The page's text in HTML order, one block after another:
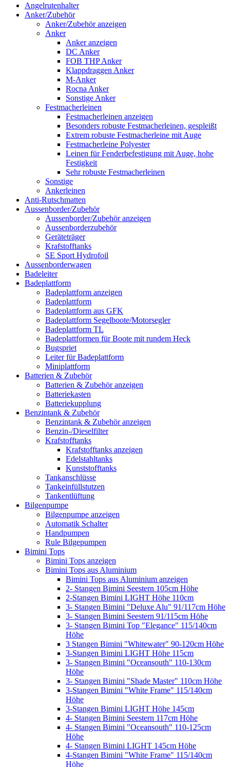
Angelrutenhalter
Anker/Zubehör
Anker/Zubehör anzeigen
Anker
Anker anzeigen
DC Anker
FOB THP Anker
Klappdraggen Anker
M-Anker
Rocna Anker
Sonstige Anker
Festmacherleinen
Festmacherleinen anzeigen
Besonders robuste Festmacherleinen, gespleißt
Extrem robuste Festmacherleine mit Auge
Festmacherleine Polyester
Leinen für Fenderbefestigung mit Auge, hohe
Festigkeit
Sehr robuste Festmacherleinen
Sonstige
Ankerleinen
Anti-Rutschmatten
Aussenborder/Zubehör
Aussenborder/Zubehör anzeigen
Aussenborderzubehör
Geräteträger
Krafstofftanks
SE Sport Hydrofoil
Aussenborderwagen
Badeleiter
Badeplattform
Badeplattform anzeigen
Badeplattform
Badeplattform aus GFK
Badeplattform Segelboote/Motorsegler
Badeplattform TL
Badeplattformen für Boote mit rundem Heck
Bugspriet
Leiter für Badeplattform
Miniplattform
Batterien & Zubehör
Batterien & Zubehör anzeigen
Batteriekasten
Batteriekupplung
Benzintank & Zubehör
Benzintank & Zubehör anzeigen
Benzin-/Dieselfilter
Krafstofftanks
Krafstofftanks anzeigen
Edelstahltanks
Kunststofftanks
Tankanschlüsse
Tankeinfüllstutzen
Tankentlüftung
Bilgenpumpe
Bilgenpumpe anzeigen
Automatik Schalter
Handpumpen
Rule Bilgepumpen
Bimini Tops
Bimini Tops anzeigen
Bimini Tops aus Aluminium
Bimini Tops aus Aluminium anzeigen
2- Stangen Bimini Seestern 105cm Höhe
2-Stangen Bimini LIGHT Höhe 110cm
3- Stangen Bimini "Deluxe Alu" 91/117cm Höhe
3- Stangen Bimini Seestern 91/115cm Höhe
3- Stangen Bimini Top "Elegance" 115/140cm
Höhe
3 Stangen Bimini "Whitewater" 90-120cm Höhe
3-Stangen Bimini LIGHT Höhe 115cm
3- Stangen Bimini "Oceansouth" 110-130cm
Höhe
3- Stangen Bimini "Shade Master" 110cm Höhe
3-Stangen Bimini "White Frame" 115/140cm
Höhe
3-Stangen Bimini LIGHT Höhe 145cm
4- Stangen Bimini Seestern 117cm Höhe
4- Stangen Bimini "Oceansouth" 110-125cm
Höhe
4- Stangen Bimini LIGHT 145cm Höhe
4-Stangen Bimini "White Frame" 115/140cm
Höhe